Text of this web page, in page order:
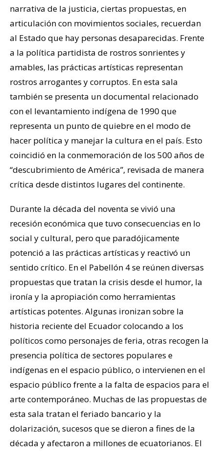
narrativa de la justicia, ciertas propuestas, en
articulación con movimientos sociales, recuerdan
al Estado que hay personas desaparecidas. Frente
a la política partidista de rostros sonrientes y
amables, las prácticas artísticas representan
rostros arrogantes y corruptos. En esta sala
también se presenta un documental relacionado
con el levantamiento indígena de 1990 que
representa un punto de quiebre en el modo de
hacer política y manejar la cultura en el país. Esto
coincidió en la conmemoración de los 500 años de
“descubrimiento de América”, revisada de manera
crítica desde distintos lugares del continente.
Durante la década del noventa se vivió una
recesión económica que tuvo consecuencias en lo
social y cultural, pero que paradójicamente
potenció a las prácticas artísticas y reactivó un
sentido crítico. En el Pabellón 4 se reúnen diversas
propuestas que tratan la crisis desde el humor, la
ironía y la apropiación como herramientas
artísticas potentes. Algunas ironizan sobre la
historia reciente del Ecuador colocando a los
políticos como personajes de feria, otras recogen la
presencia política de sectores populares e
indígenas en el espacio público, o intervienen en el
espacio público frente a la falta de espacios para el
arte contemporáneo. Muchas de las propuestas de
esta sala tratan el feriado bancario y la
dolarización, sucesos que se dieron a fines de la
década y afectaron a millones de ecuatorianos. El